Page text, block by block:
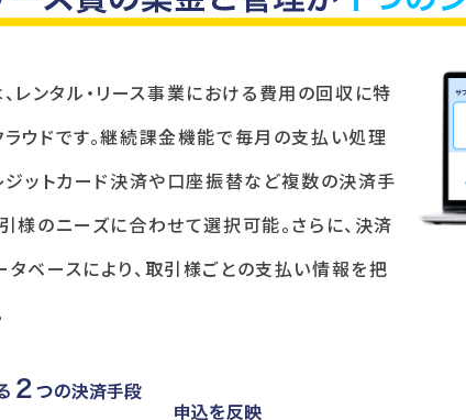
レンタル・リース事業における費用の回収に特
ウドです。継続課金機能で毎月の支払い処理
ジットカード決済や口座振替など複数の決済手
様のニーズに合わせて選択可能。さらに、決済
ベースにより、取引様ごとの支払い情報を把